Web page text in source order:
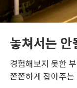
놓쳐서는 안
경험해보지 못한
쫀쫀하게 잡아주